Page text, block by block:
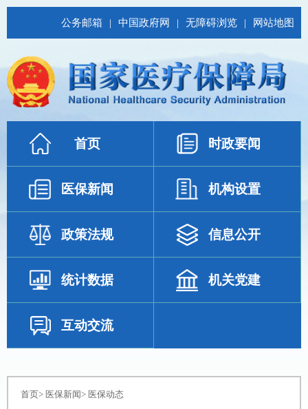
公务邮箱 | 中国政府网 | 无障碍浏览 | 网站地图
首页 时政要闻
医保新闻 机构设置
政策法规 信息公开
统计数据 机关党建
互动交流
首页> 医保新闻> 医保动态